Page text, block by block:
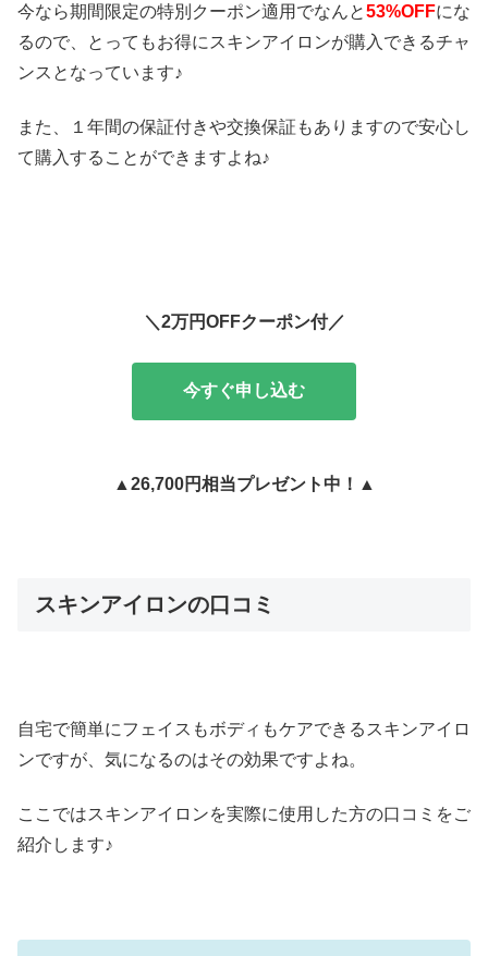
今なら期間限定の特別クーポン適用でなんと53%OFFにな
るので、とってもお得にスキンアイロンが購入できるチャ
ンスとなっています♪
また、１年間の保証付きや交換保証もありますので安心し
て購入することができますよね♪
＼2万円OFFクーポン付／
今すぐ申し込む
▲26,700円相当プレゼント中！▲
スキンアイロンの口コミ
自宅で簡単にフェイスもボディもケアできるスキンアイロ
ンですが、気になるのはその効果ですよね。
ここではスキンアイロンを実際に使用した方の口コミをご
紹介します♪